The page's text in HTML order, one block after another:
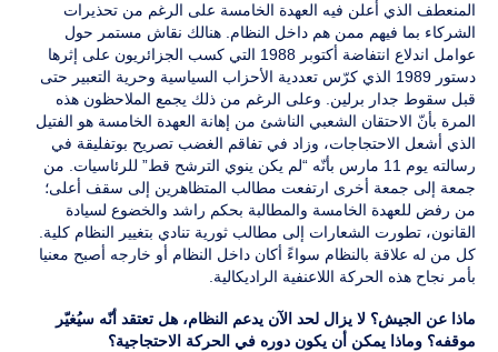
المنعطف الذي أعلن فيه العهدة الخامسة على الرغم من تحذيرات
الشركاء بما فيهم ممن هم داخل النظام. هنالك نقاش مستمر حول
عوامل اندلاع انتفاضة أكتوبر 1988 التي كسب الجزائريون على إثرها
دستور 1989 الذي كرّس تعددية الأحزاب السياسية وحرية التعبير حتى
قبل سقوط جدار برلين. وعلى الرغم من ذلك يجمع الملاحظون هذه
المرة بأنّ الاحتقان الشعبي الناشئ من إهانة العهدة الخامسة هو الفتيل
الذي أشعل الاحتجاجات، وزاد في تفاقم الغضب تصريح بوتفليقة في
رسالته يوم 11 مارس بأنّه “لم يكن ينوي الترشح قط” للرئاسيات. من
جمعة إلى جمعة أخرى ارتفعت مطالب المتظاهرين إلى سقف أعلى؛
من رفض للعهدة الخامسة والمطالبة بحكم راشد والخضوع لسيادة
القانون، تطورت الشعارات إلى مطالب ثورية تنادي بتغيير النظام كلية.
كل من له علاقة بالنظام سواءً أكان داخل النظام أو خارجه أصبح معنيا
بأمر نجاح هذه الحركة اللاعنفية الراديكالية.
ماذا عن الجيش؟ لا يزال لحد الآن يدعم النظام، هل تعتقد أنّه سيُغيّر
موقفه؟ وماذا يمكن أن يكون دوره في الحركة الاحتجاجية؟